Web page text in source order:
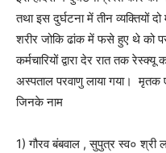
तथा इस दुर्घटना में तीन व्यक्तियों
शरीर जोकि ढांक में फसे हुए थे को
कर्मचारियों द्वारा देर रात तक
अस्पताल परवाणु लाया गया। मृतक
जिनके नाम
1) गौरव बंबवाल , सुपुत्र स्व० श्री